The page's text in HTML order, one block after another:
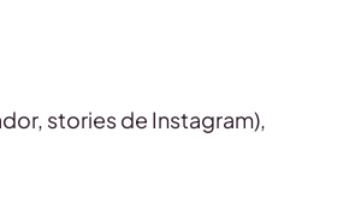
stories de Instagram),